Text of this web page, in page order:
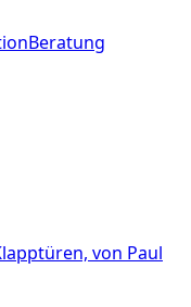
Beratung
von Paul